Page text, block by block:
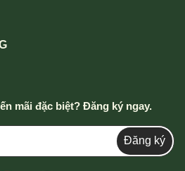
mãi đặc biệt? Đăng ký ngay.
Đăng ký